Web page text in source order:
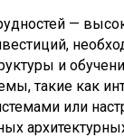
—
и
такие как
или